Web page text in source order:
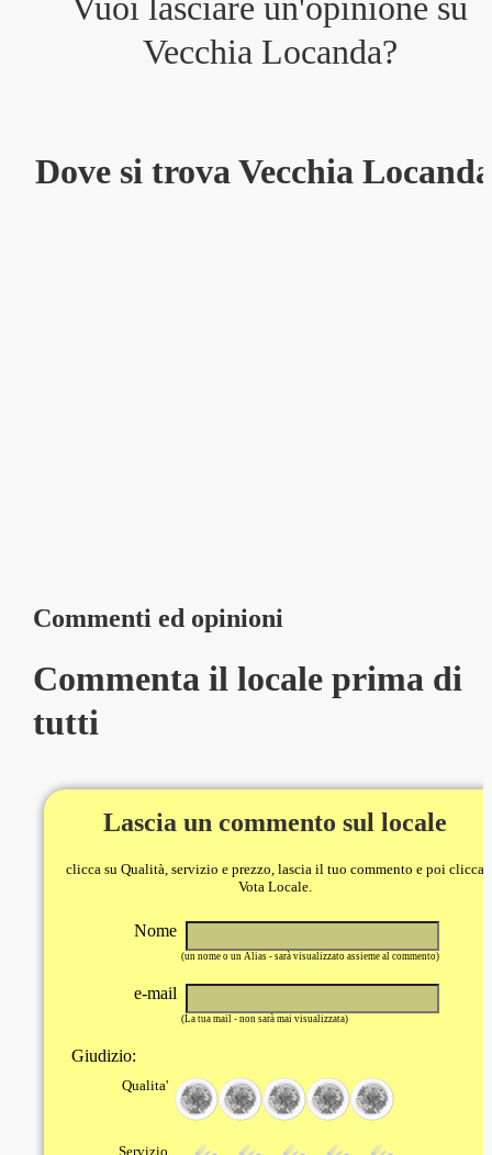
Vecchia Locanda?
Dove si trova Vecchia
Commenti ed opinioni
Commenta il locale prima di
tutti
Lascia un commento sul locale
clicca su Qualità, servizio e prezzo, lascia il tuo commento e poi clicca
Vota Locale.
Nome
(un nome o un Alias - sarà visualizzato assieme al commento)
e-mail
(La tua mail - non sarà mai visualizzata)
Giudizio:
Qualita'
Servizio